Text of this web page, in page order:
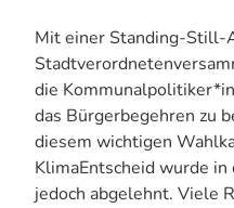
Mit einer Standing-Still-
die
das Bürgerbegehren zu
diesem wichtigen
KlimaEntscheid wurde
jedoch abgelehnt. Viele